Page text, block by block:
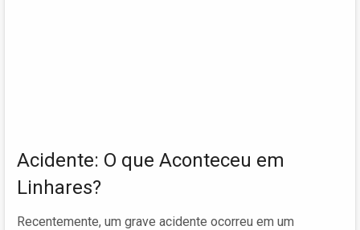
Acidente: O que Aconteceu em
Linhares?
Recentemente, um grave acidente ocorreu em um